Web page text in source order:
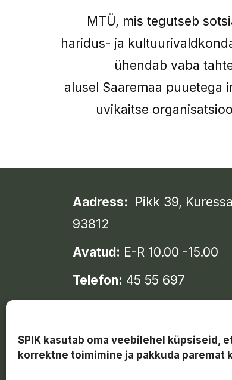
SPIK kasutab oma veebilehel küpsiseid,
korrektne toimimine ja pakkuda paremat
MTÜ, mis tegutseb
haridus- ja
ühendab vaba
alusel Saaremaa puuetega
uvikaitse
Aadress: Pikk 39,
93812
Avatud: E-R 10.00 -15.00
Telefon: 45 55 697